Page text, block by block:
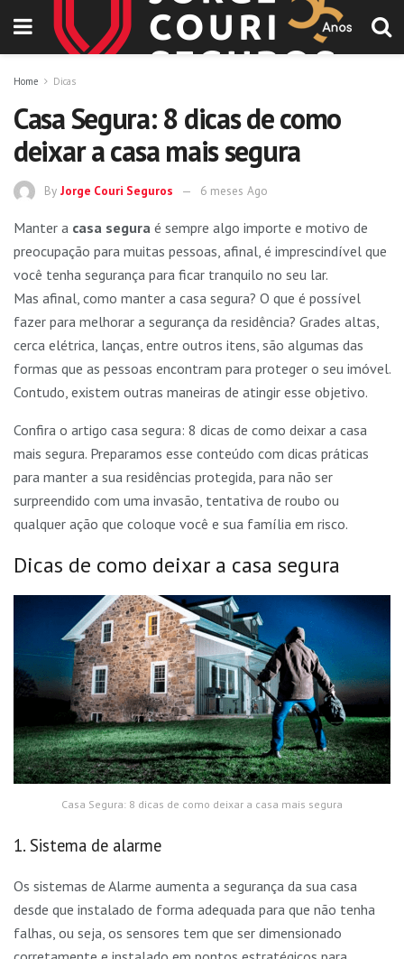
Home Dicas
Casa Segura: 8 dicas de como
deixar a casa mais segura
By Jorge Couri Seguros 6 meses Ago
Manter a casa segura é sempre algo importe e motivo de
preocupação para muitas pessoas, afinal, é imprescindível que
você tenha segurança para ficar tranquilo no seu lar.
Mas afinal, como manter a casa segura? O que é possível
fazer para melhorar a segurança da residência? Grades altas,
cerca elétrica, lanças, entre outros itens, são algumas das
formas que as pessoas encontram para proteger o seu imóvel.
Contudo, existem outras maneiras de atingir esse objetivo.
Confira o artigo casa segura: 8 dicas de como deixar a casa
mais segura. Preparamos esse conteúdo com dicas práticas
para manter a sua residências protegida, para não ser
surpreendido com uma invasão, tentativa de roubo ou
qualquer ação que coloque você e sua família em risco.
Dicas de como deixar a casa segura
Casa Segura: 8 dicas de como deixar a casa mais segura
1. Sistema de alarme
Os sistemas de Alarme aumenta a segurança da sua casa
desde que instalado de forma adequada para que não tenha
falhas, ou seja, os sensores tem que ser dimensionado